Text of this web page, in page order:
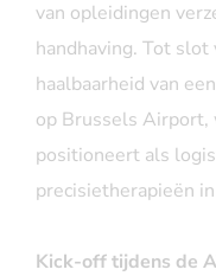
van opleidingen
handhaving. Tot
haalbaarheid van
op Brussels Airport,
positioneert als
precisietherapieën
Kick-off tijdens de